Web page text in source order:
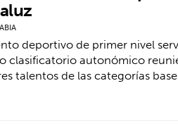
deportivo de primer nivel
clasificatorio autonómico
talentos de las categorías